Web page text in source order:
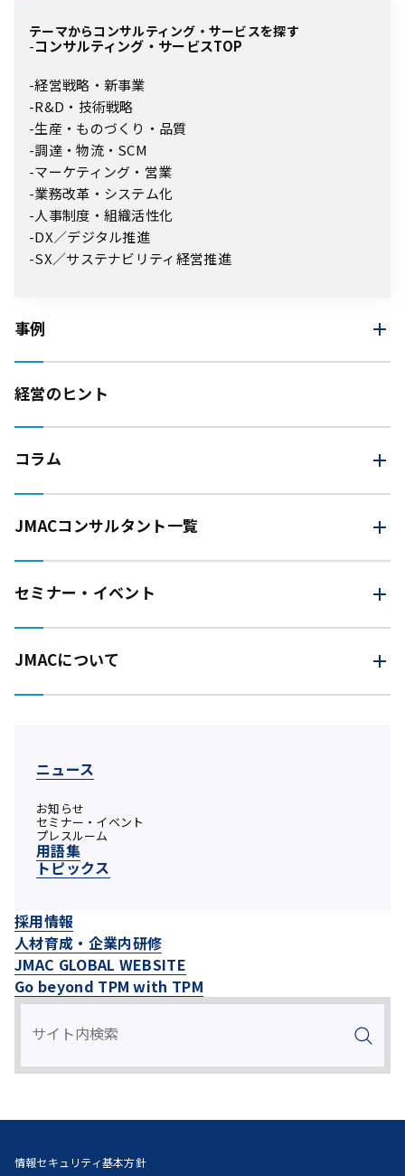
テーマからコンサルティング・サービスを探す
コンサルティング・サービスTOP
経営戦略・新事業
R&D・技術戦略
生産・ものづくり・品質
調達・物流・SCM
マーケティング・営業
業務改革・システム化
人事制度・組織活性化
DX／デジタル推進
SX／サステナビリティ経営推進
事例
経営のヒント
コラム
JMACコンサルタント一覧
セミナー・イベント
JMACについて
ニュース
お知らせ
セミナー・イベント
プレスルーム
用語集
トピックス
採用情報
人材育成・企業内研修
JMAC GLOBAL WEBSITE
Go beyond TPM with TPM
情報セキュリティ基本方針